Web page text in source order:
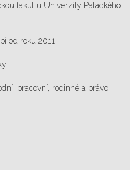
fakultu Univerzity Palackého
od roku 2011
pracovní, rodinné a právo